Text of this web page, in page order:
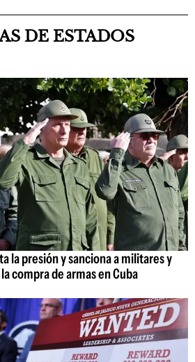
DE ESTADOS
la presión y sanciona a militares y
compra de armas en Cuba